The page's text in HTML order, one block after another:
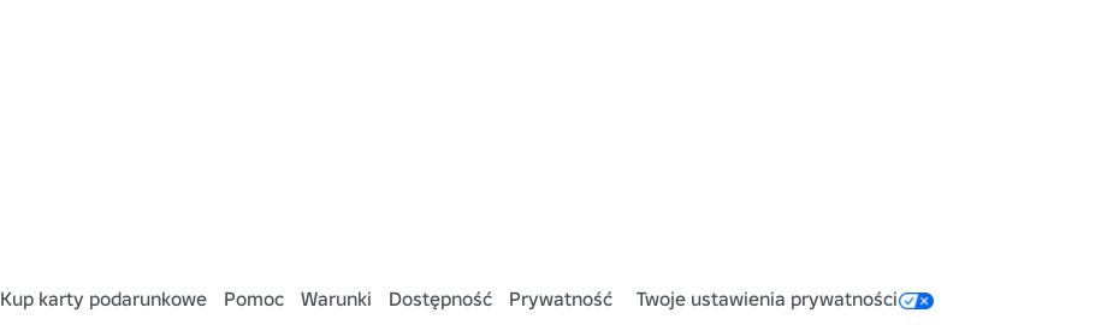
Kup karty podarunkowe Pomoc Warunki Dostępność Prywatność Twoje ustawienia prywatności